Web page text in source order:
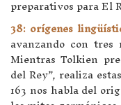
preparativos para El
38: orígenes
avanzando con tres
Mientras Tolkien
del Rey”, realiza
163 nos habla del